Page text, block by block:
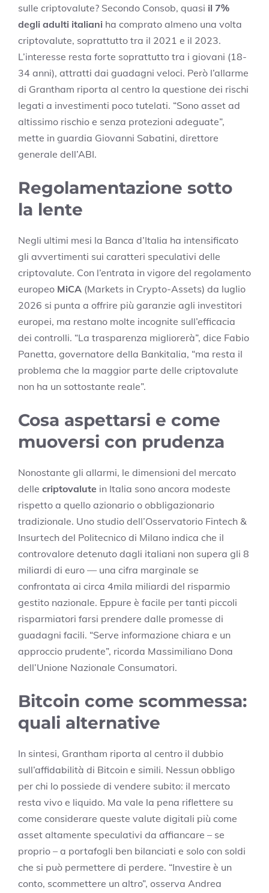
sulle criptovalute? Secondo Consob, quasi il 7%
degli adulti italiani ha comprato almeno una volta
criptovalute, soprattutto tra il 2021 e il 2023.
L’interesse resta forte soprattutto tra i giovani (18-
34 anni), attratti dai guadagni veloci. Però l’allarme
di Grantham riporta al centro la questione dei rischi
legati a investimenti poco tutelati. “Sono asset ad
altissimo rischio e senza protezioni adeguate”,
mette in guardia Giovanni Sabatini, direttore
generale dell’ABI.
Regolamentazione sotto
la lente
Negli ultimi mesi la Banca d’Italia ha intensificato
gli avvertimenti sui caratteri speculativi delle
criptovalute. Con l’entrata in vigore del regolamento
europeo MiCA (Markets in Crypto-Assets) da luglio
2026 si punta a offrire più garanzie agli investitori
europei, ma restano molte incognite sull’efficacia
dei controlli. “La trasparenza migliorerà”, dice Fabio
Panetta, governatore della Bankitalia, “ma resta il
problema che la maggior parte delle criptovalute
non ha un sottostante reale”.
Cosa aspettarsi e come
muoversi con prudenza
Nonostante gli allarmi, le dimensioni del mercato
delle criptovalute in Italia sono ancora modeste
rispetto a quello azionario o obbligazionario
tradizionale. Uno studio dell’Osservatorio Fintech &
Insurtech del Politecnico di Milano indica che il
controvalore detenuto dagli italiani non supera gli 8
miliardi di euro — una cifra marginale se
confrontata ai circa 4mila miliardi del risparmio
gestito nazionale. Eppure è facile per tanti piccoli
risparmiatori farsi prendere dalle promesse di
guadagni facili. “Serve informazione chiara e un
approccio prudente”, ricorda Massimiliano Dona
dell’Unione Nazionale Consumatori.
Bitcoin come scommessa:
quali alternative
In sintesi, Grantham riporta al centro il dubbio
sull’affidabilità di Bitcoin e simili. Nessun obbligo
per chi lo possiede di vendere subito: il mercato
resta vivo e liquido. Ma vale la pena riflettere su
come considerare queste valute digitali più come
asset altamente speculativi da affiancare – se
proprio – a portafogli ben bilanciati e solo con soldi
che si può permettere di perdere. “Investire è un
conto, scommettere un altro”, osserva Andrea